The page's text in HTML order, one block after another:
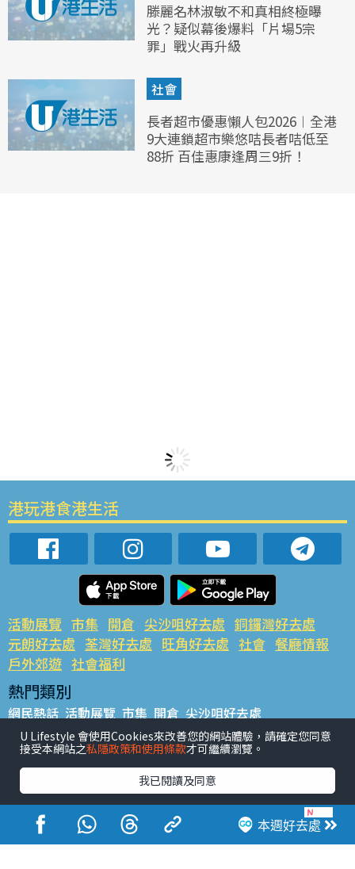
滕麗名林淑敏不和真相終極曝
光？疑似幕後爆料「片場5宗
罪」戰火再升級
社會
長者超市優惠懶人包2026︱全港
9大連鎖超市樂悠咭長者咭低至
88折 百佳惠康逢周三9折！
本週好去處
港玩港食港生活
活動展覽 市集 開倉 尖沙咀好去處 銅鑼灣好去處
元朗好去處 荃灣好去處 旺角好去處 社會 餐廳情報
戶外郊遊 社會福利
熱門類別
網民熱話 活動展覽 市集 開倉 尖沙咀好去處
銅鑼灣好去處 元朗好去處 荃灣好去處 旺角好去處 社會
餐廳情報 戶外郊遊
熱門標籤
#UGO搵好去處 #人氣活動推介 #美食社群熱話
#親子玩樂好去處
#ULifestyle應用程式
#限時搶
#UJetso禮物放送
#ULifestyle商戶中心 #著數 #網絡熱話
U Lifestyle 會使用Cookies來改善您的網站體驗，請確定您同意
接受本網站之私隱政策和使用條款才可繼續瀏覽。
我已閱讀及同意